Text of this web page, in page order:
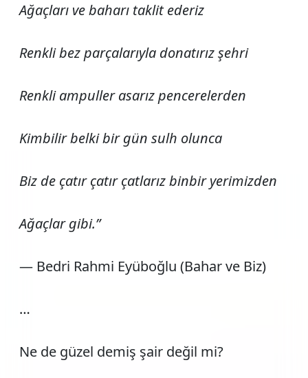
Ağaçları ve baharı taklit ederiz
Renkli bez parçalarıyla donatırız şehri
Renkli ampuller asarız pencerelerden
Kimbilir belki bir gün sulh olunca
Biz de çatır çatır çatlarız binbir yerimizden
Ağaçlar gibi.”
— Bedri Rahmi Eyüboğlu (Bahar ve Biz)
…
Ne de güzel demiş şair değil mi?